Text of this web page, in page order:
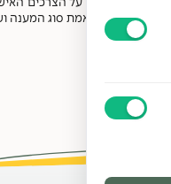
הראשוני, על הצרכים
כולל התאמת סוג המענה